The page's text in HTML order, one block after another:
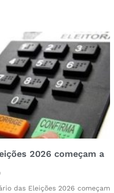
2026 começam a
das Eleições 2026 começam